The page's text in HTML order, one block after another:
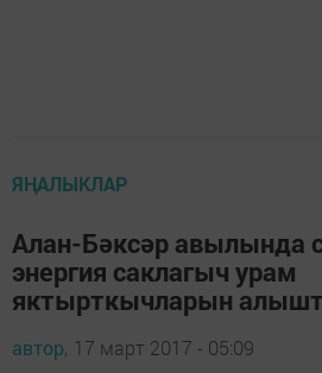
ЯҢАЛЫКЛАР
Алан-Бәксәр авылында
энергия саклагыч урам
яктырткычларын
автор, 17 март 2017 - 05:09